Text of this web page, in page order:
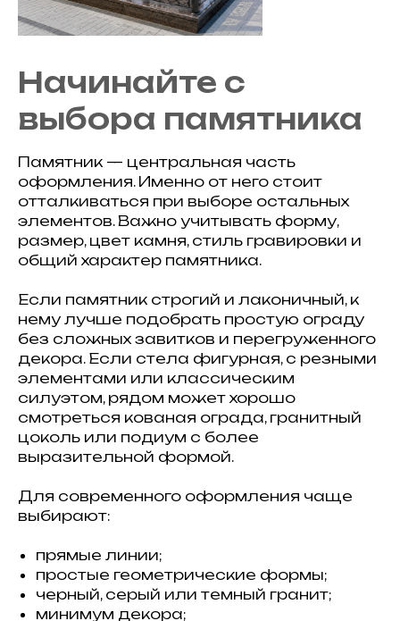
Начинайте с
выбора памятника
Памятник — центральная часть
оформления. Именно от него стоит
отталкиваться при выборе остальных
элементов. Важно учитывать форму,
размер, цвет камня, стиль гравировки и
общий характер памятника.
Если памятник строгий и лаконичный, к
нему лучше подобрать простую ограду
без сложных завитков и перегруженного
декора. Если стела фигурная, с резными
элементами или классическим
силуэтом, рядом может хорошо
смотреться кованая ограда, гранитный
цоколь или подиум с более
выразительной формой.
Для современного оформления чаще
выбирают:
прямые линии;
простые геометрические формы;
черный, серый или темный гранит;
минимум декора;